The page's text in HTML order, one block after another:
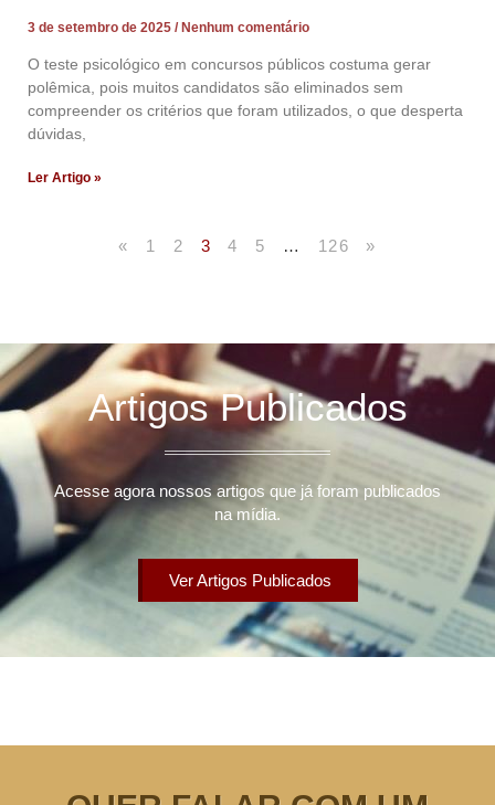
3 de setembro de 2025 Nenhum comentário
O teste psicológico em concursos públicos costuma gerar
polêmica, pois muitos candidatos são eliminados sem
compreender os critérios que foram utilizados, o que desperta
dúvidas,
Ler Artigo »
« 1 2 3 4 5 … 126 »
Artigos Publicados
Acesse agora nossos artigos que já foram publicados
na mídia.
Ver Artigos Publicados